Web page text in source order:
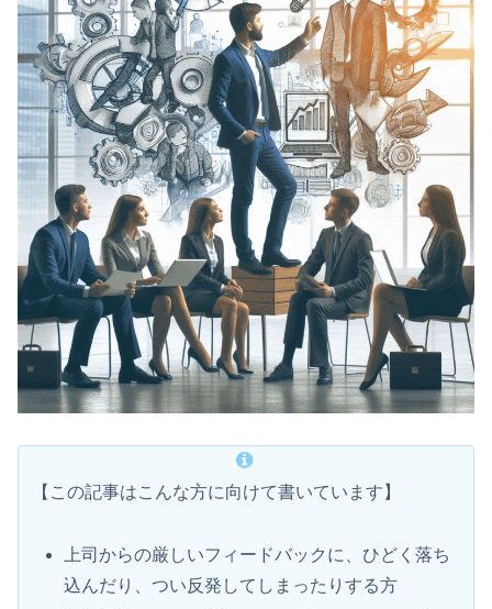
【この記事はこんな方に向けて書いています】
上司からの厳しいフィードバックに、ひどく落ち
込んだり、つい反発してしまったりする方